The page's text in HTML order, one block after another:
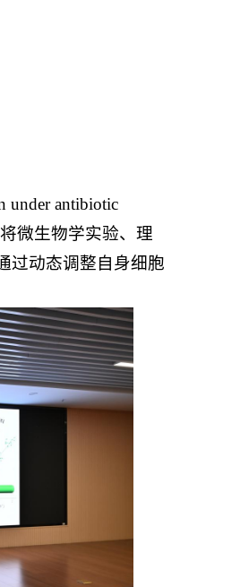
under antibiotic
微生物学实验、理
过动态调整自身细胞